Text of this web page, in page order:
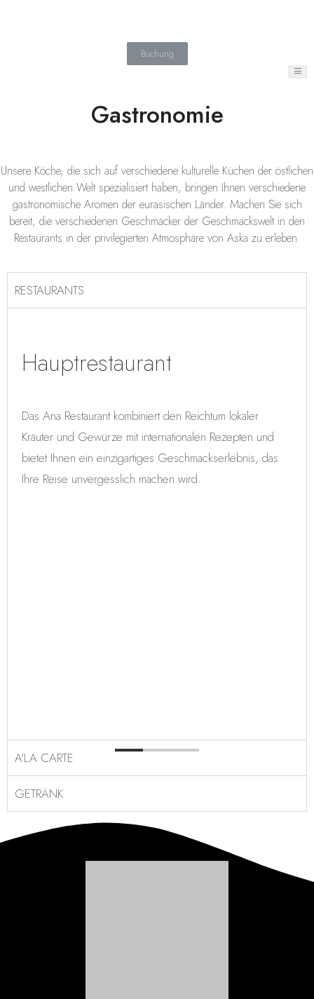
Buchung
Gastronomie
Unsere Köche, die sich auf verschiedene kulturelle Küchen der östlichen
und westlichen Welt spezialisiert haben, bringen Ihnen verschiedene
gastronomische Aromen der eurasischen Länder. Machen Sie sich
bereit, die verschiedenen Geschmäcker der Geschmackswelt in den
Restaurants in der privilegierten Atmosphäre von Aska zu erleben.
RESTAURANTS
Hauptrestaurant
Das Ana Restaurant kombiniert den Reichtum lokaler
Kräuter und Gewürze mit internationalen Rezepten und
bietet Ihnen ein einzigartiges Geschmackserlebnis, das
Ihre Reise unvergesslich machen wird.
A'LA CARTE
GETRÄNK
Aska Lara Resort & SPA
Askas Welt
Herz der Unterhaltung